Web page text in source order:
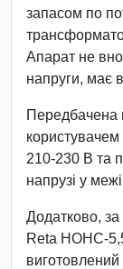
запасом по
Апарат не
напруги, має
Передбачена
користувачем
210-230 В та
напрузі у
Додатково,
Reta НОНС-